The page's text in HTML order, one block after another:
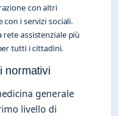
con altri
i servizi sociali.
rete assistenziale più
tutti i cittadini.
normativi
generale
livello di